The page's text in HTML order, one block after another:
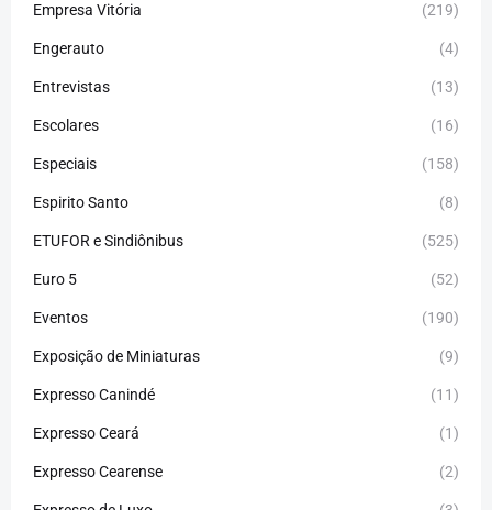
Empresa Vitória (219)
Engerauto (4)
Entrevistas (13)
Escolares (16)
Especiais (158)
Espirito Santo (8)
ETUFOR e Sindiônibus (525)
Euro 5 (52)
Eventos (190)
Exposição de Miniaturas (9)
Expresso Canindé (11)
Expresso Ceará (1)
Expresso Cearense (2)